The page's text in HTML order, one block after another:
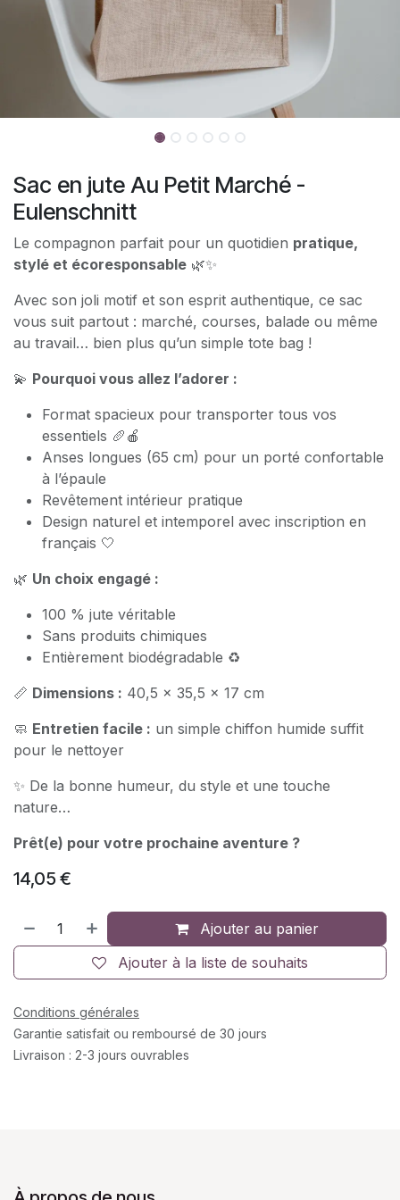
Sac en jute Au Petit Marché -
Eulenschnitt
Le compagnon parfait pour un quotidien pratique,
stylé et écoresponsable 🌿✨
Avec son joli motif et son esprit authentique, ce sac
vous suit partout : marché, courses, balade ou même
au travail… bien plus qu’un simple tote bag !
💫 Pourquoi vous allez l’adorer :
Format spacieux pour transporter tous vos
essentiels 🥖🍎
Anses longues (65 cm) pour un porté confortable
à l’épaule
Revêtement intérieur pratique
Design naturel et intemporel avec inscription en
français 🤍
🌿 Un choix engagé :
100 % jute véritable
Sans produits chimiques
Entièrement biodégradable ♻️
📏 Dimensions : 40,5 x 35,5 x 17 cm
🧼 Entretien facile : un simple chiffon humide suffit
pour le nettoyer
✨ De la bonne humeur, du style et une touche
nature…
Prêt(e) pour votre prochaine aventure ?
14,05 €
Ajouter au panier
Ajouter à la liste de souhaits
Conditions générales
Garantie satisfait ou remboursé de 30 jours
Livraison : 2-3 jours ouvrables